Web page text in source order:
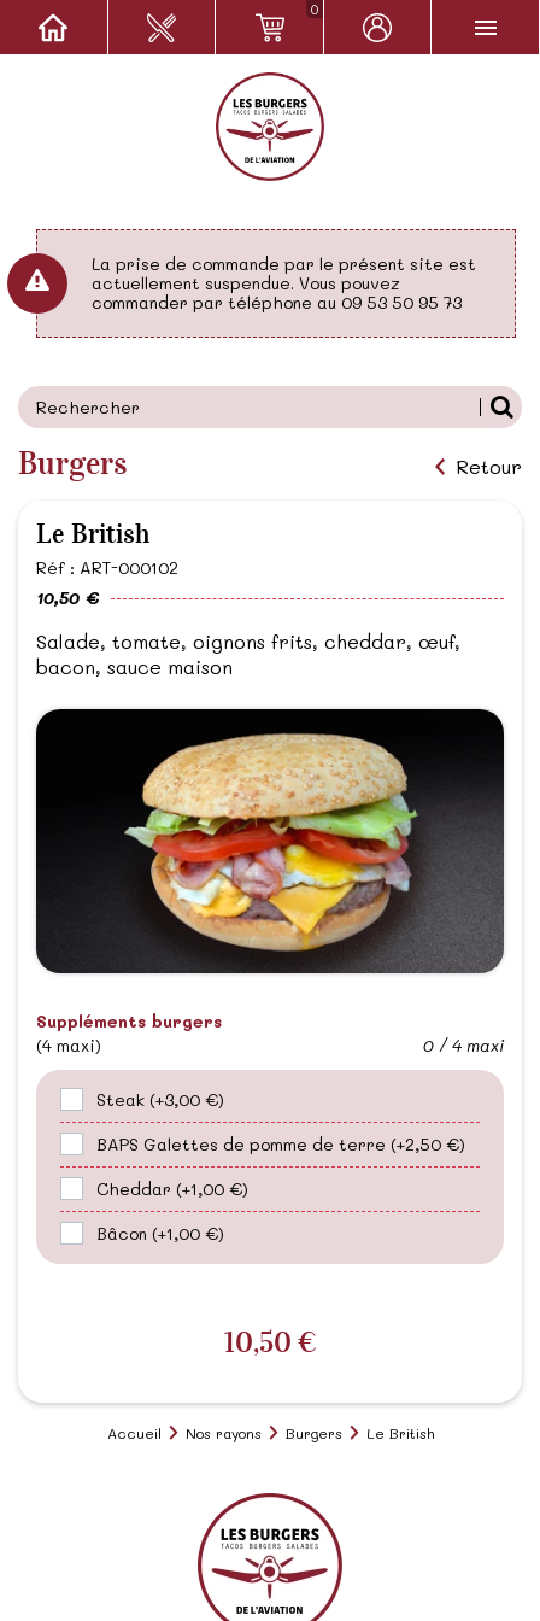
0
La prise de commande par le présent site est
actuellement suspendue. Vous pouvez
commander par téléphone au 09 53 50 95 73
Burgers Retour
Le British
Réf : ART-000102
10,50 €
Salade, tomate, oignons frits, cheddar, œuf,
bacon, sauce maison
Suppléments burgers
(4 maxi)
0 / 4 maxi
Steak (+3,00 €)
BAPS Galettes de pomme de terre (+2,50 €)
Cheddar (+1,00 €)
Bâcon (+1,00 €)
10,50 €
Accueil Nos rayons Burgers Le British